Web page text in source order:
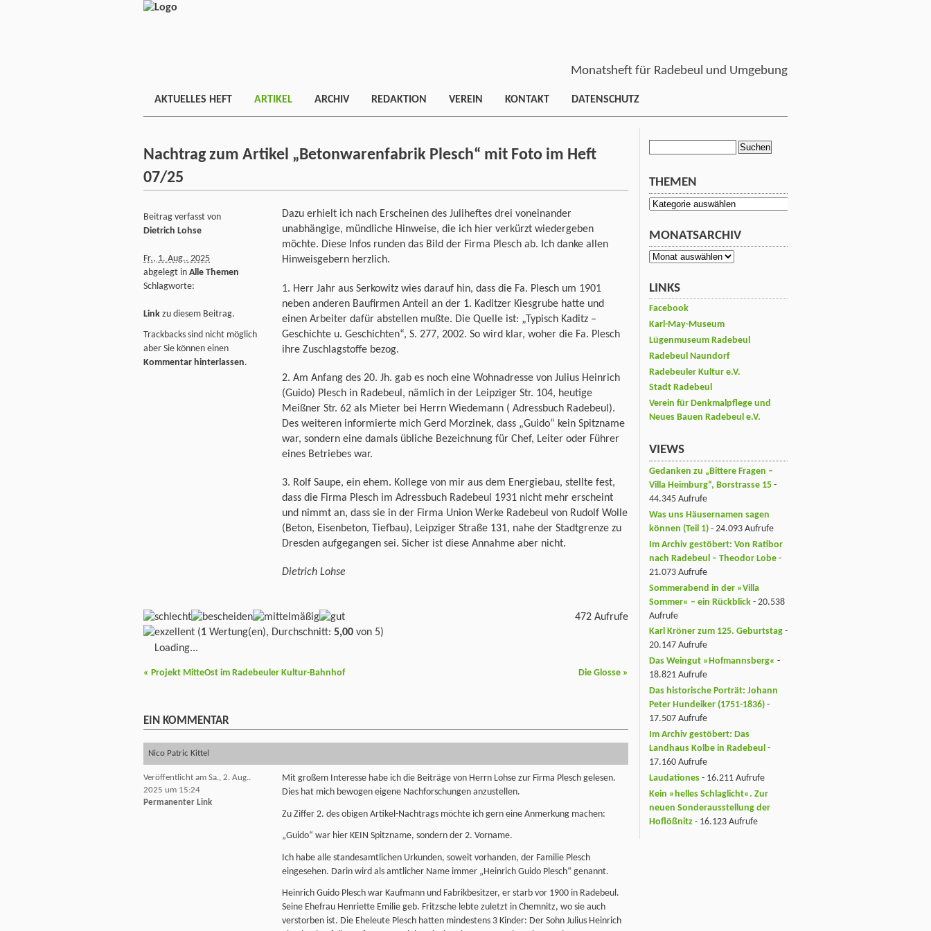
Monatsheft für Radebeul und Umgebung
AKTUELLES HEFT ARTIKEL ARCHIV REDAKTION VEREIN KONTAKT DATENSCHUTZ
Nachtrag zum Artikel „Betonwarenfabrik Plesch“ mit Foto im Heft
07/25
Dazu erhielt ich nach Erscheinen des Juliheftes drei voneinander
unabhängige, mündliche Hinweise, die ich hier verkürzt wiedergeben
möchte. Diese Infos runden das Bild der Firma Plesch ab. Ich danke allen
Hinweisgebern herzlich.
1. Herr Jahr aus Serkowitz wies darauf hin, dass die Fa. Plesch um 1901
neben anderen Baufirmen Anteil an der 1. Kaditzer Kiesgrube hatte und
einen Arbeiter dafür abstellen mußte. Die Quelle ist: „Typisch Kaditz –
Geschichte u. Geschichten“, S. 277, 2002. So wird klar, woher die Fa. Plesch
ihre Zuschlagstoffe bezog.
2. Am Anfang des 20. Jh. gab es noch eine Wohnadresse von Julius Heinrich
(Guido) Plesch in Radebeul, nämlich in der Leipziger Str. 104, heutige
Meißner Str. 62 als Mieter bei Herrn Wiedemann ( Adressbuch Radebeul).
Des weiteren informierte mich Gerd Morzinek, dass „Guido“ kein Spitzname
war, sondern eine damals übliche Bezeichnung für Chef, Leiter oder Führer
eines Betriebes war.
3. Rolf Saupe, ein ehem. Kollege von mir aus dem Energiebau, stellte fest,
dass die Firma Plesch im Adressbuch Radebeul 1931 nicht mehr erscheint
und nimmt an, dass sie in der Firma Union Werke Radebeul von Rudolf Wolle
(Beton, Eisenbeton, Tiefbau), Leipziger Straße 131, nahe der Stadtgrenze zu
Dresden aufgegangen sei. Sicher ist diese Annahme aber nicht.
Dietrich Lohse
Beitrag verfasst von
Dietrich Lohse
Fr., 1. Aug.. 2025
abgelegt in Alle Themen
Schlagworte:
Link zu diesem Beitrag.
Trackbacks sind nicht möglich
aber Sie können einen
Kommentar hinterlassen.
(1 Wertung(en), Durchschnitt: 5,00 von 5)
Loading...
472 Aufrufe
« Projekt MitteOst im Radebeuler Kultur-Bahnhof Die Glosse »
EIN KOMMENTAR
Nico Patric Kittel
Veröffentlicht am Sa., 2. Aug..
2025 um 15:24
Permanenter Link
Mit großem Interesse habe ich die Beiträge von Herrn Lohse zur Firma Plesch gelesen.
Dies hat mich bewogen eigene Nachforschungen anzustellen.
Zu Ziffer 2. des obigen Artikel-Nachtrags möchte ich gern eine Anmerkung machen:
„Guido“ war hier KEIN Spitzname, sondern der 2. Vorname.
Ich habe alle standesamtlichen Urkunden, soweit vorhanden, der Familie Plesch
eingesehen. Darin wird als amtlicher Name immer „Heinrich Guido Plesch“ genannt.
Heinrich Guido Plesch war Kaufmann und Fabrikbesitzer, er starb vor 1900 in Radebeul.
Seine Ehefrau Henriette Emilie geb. Fritzsche lebte zuletzt in Chemnitz, wo sie auch
verstorben ist. Die Eheleute Plesch hatten mindestens 3 Kinder: Der Sohn Julius Heinrich
THEMEN
Themen
MONATSARCHIV
Monatsarchiv
LINKS
Facebook
Karl-May-Museum
Lügenmuseum Radebeul
Radebeul Naundorf
Radebeuler Kultur e.V.
Stadt Radebeul
Verein für Denkmalpflege und
Neues Bauen Radebeul e.V.
VIEWS
Gedanken zu „Bittere Fragen –
Villa Heimburg“, Borstrasse 15 -
44.345 Aufrufe
Was uns Häusernamen sagen
können (Teil 1) - 24.093 Aufrufe
Im Archiv gestöbert: Von Ratibor
nach Radebeul – Theodor Lobe -
21.073 Aufrufe
Sommerabend in der »Villa
Sommer« – ein Rückblick - 20.538
Aufrufe
Karl Kröner zum 125. Geburtstag -
20.147 Aufrufe
Das Weingut »Hofmannsberg« -
18.821 Aufrufe
Das historische Porträt: Johann
Peter Hundeiker (1751-1836) -
17.507 Aufrufe
Im Archiv gestöbert: Das
Landhaus Kolbe in Radebeul -
17.160 Aufrufe
Laudationes - 16.211 Aufrufe
Kein »helles Schlaglicht«. Zur
neuen Sonderausstellung der
Hoflößnitz - 16.123 Aufrufe